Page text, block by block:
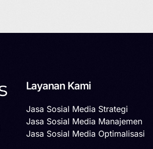
Layanan Kami
Jasa Sosial Media Strategi
Jasa Sosial Media Manajemen
Jasa Sosial Media Optimalisasi